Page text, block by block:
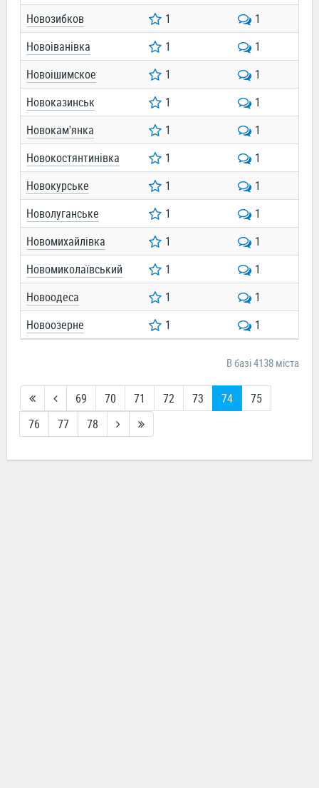
Новозибков
1
1
Новоіванівка
1
1
Новоішимское
1
1
Новоказинськ
1
1
Новокам'янка
1
1
Новокостянтинівка
1
1
Новокурське
1
1
Новолуганське
1
1
Новомихайлівка
1
1
Новомиколаївський
1
1
Новоодеса
1
1
Новоозерне
1 1
В базі 4138 міста
69 70 71 72 73 74
75
76
77 78